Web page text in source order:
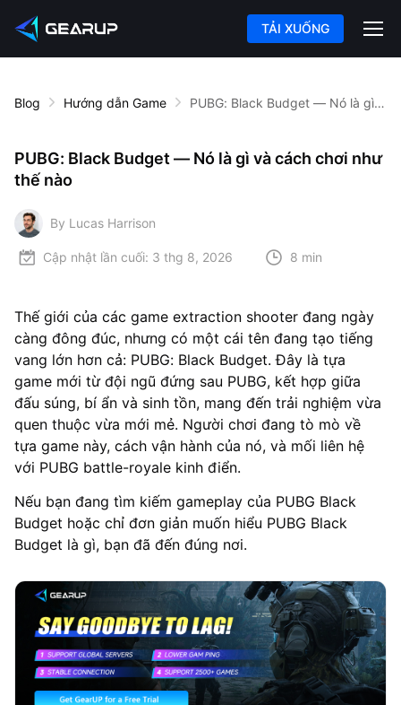
TẢI XUỐNG
Blog Hướng dẫn Game PUBG: Black Budget — Nó là gì và cách chơi như thế nào
PUBG: Black Budget — Nó là gì và cách chơi như
thế nào
By Lucas Harrison
Cập nhật lần cuối: 3 thg 8, 2026 8 min
Thế giới của các game extraction shooter đang ngày
càng đông đúc, nhưng có một cái tên đang tạo tiếng
vang lớn hơn cả: PUBG: Black Budget. Đây là tựa
game mới từ đội ngũ đứng sau PUBG, kết hợp giữa
đấu súng, bí ẩn và sinh tồn, mang đến trải nghiệm vừa
quen thuộc vừa mới mẻ. Người chơi đang tò mò về
tựa game này, cách vận hành của nó, và mối liên hệ
với PUBG battle-royale kinh điển.
Nếu bạn đang tìm kiếm gameplay của PUBG Black
Budget hoặc chỉ đơn giản muốn hiểu PUBG Black
Budget là gì, bạn đã đến đúng nơi.